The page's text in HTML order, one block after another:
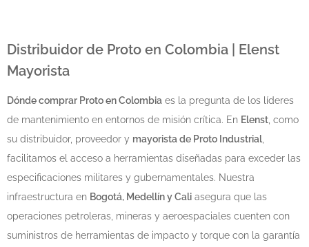
Distribuidor de Proto en Colombia | Elenst
Mayorista
Dónde comprar Proto en Colombia es la pregunta de los líderes
de mantenimiento en entornos de misión crítica. En Elenst , como
su distribuidor, proveedor y mayorista de Proto Industrial
facilitamos el acceso a herramientas diseñadas para exceder las
especificaciones militares y gubernamentales. Nuestra
infraestructura en Bogotá, Medellín y Cali asegura que las
operaciones petroleras, mineras y aeroespaciales cuenten con
suministros de herramientas de impacto y torque con la garantía